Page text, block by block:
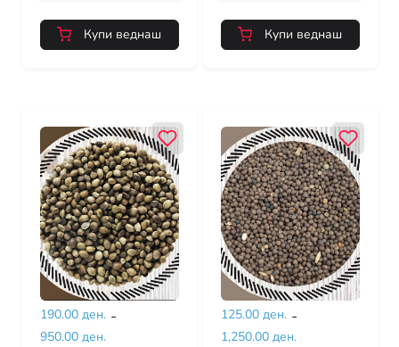
Купи веднаш Купи веднаш
190.00 ден. -
950.00 ден.
125.00 ден. -
1,250.00 ден.